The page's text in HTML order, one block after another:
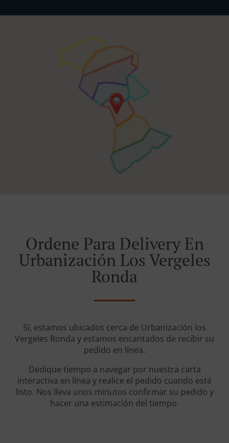
Ordene Para Delivery En
Urbanización Los Vergeles
Ronda
Sí, estamos ubicados cerca de Urbanización los
Vergeles Ronda y estamos encantados de recibir su
pedido en línea.
Dedique tiempo a navegar por nuestra carta
interactiva en línea y realice el pedido cuando esté
listo. Nos lleva unos minutos confirmar su pedido y
hacer una estimación del tiempo.